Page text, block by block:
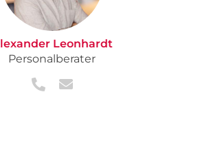
Leonhardt
Personalberater